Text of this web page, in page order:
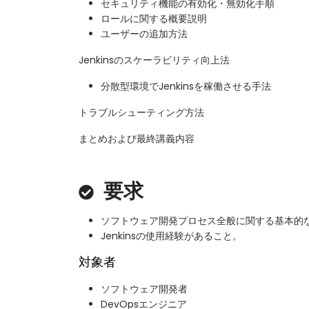
セキュリティ機能の有効化・無効化手順
ロールに関する概要説明
ユーザーの追加方法
Jenkinsのスケーラビリティ向上法
分散型環境でJenkinsを稼働させる手法
トラブルシューティング方法
まとめおよび最終講義内容
要求
ソフトウェア開発プロセス全般に関する基本的
Jenkinsの使用経験があること。
対象者
ソフトウェア開発者
DevOpsエンジニア